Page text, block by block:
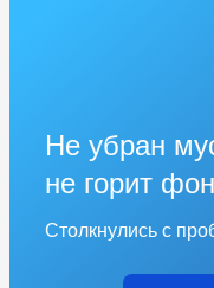
Не убран
не горит
Столкнулись с